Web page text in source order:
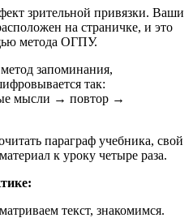
зрительной привязки. Ваши
на страничке, и это
метода ОГПУ.
запоминания,
так:
мысли → повтор →
параграф учебника, свой
к уроку четыре раза.
текст, знакомимся.